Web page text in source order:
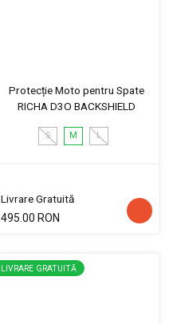
Protecție Moto pentru Spate
RICHA D3O BACKSHIELD
S M L
Livrare Gratuită
495.00 RON
LIVRARE GRATUITĂ